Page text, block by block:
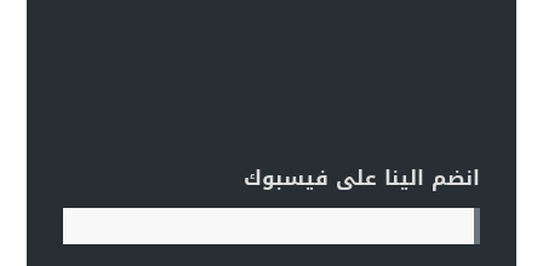
انضم الينا على فيسبوك